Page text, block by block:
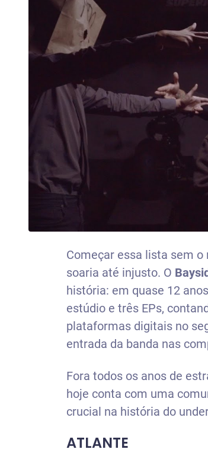
Começar essa lista sem
soaria até injusto. O
história: em quase 12
estúdio e três EPs,
plataformas digitais no
entrada da banda nas
Fora todos os anos de
hoje conta com uma
crucial na história do
ATLANTE